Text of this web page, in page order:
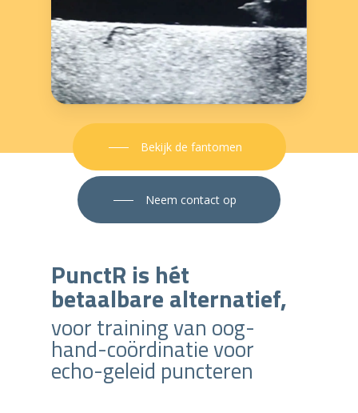
Bekijk de fantomen
Neem contact op
PunctR is hét
betaalbare alternatief,
voor training van oog-
hand-coördinatie voor
echo-geleid puncteren